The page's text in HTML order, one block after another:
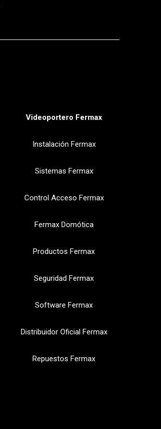
Videoportero Fermax
Instalación Fermax
Sistemas Fermax
Control Acceso Fermax
Fermax Domótica
Productos Fermax
Seguridad Fermax
Software Fermax
Distribuidor Oficial Fermax
Repuestos Fermax